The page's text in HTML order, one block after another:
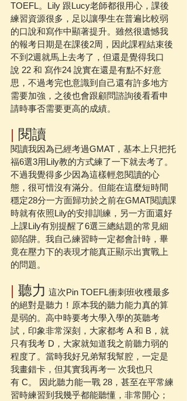
TOEFL。Lily 跟Lucy老師都很用心，課後
練習資源很多，足以讓學生在普遍比較弱
的口說和寫作中顯著提升。雖然很遺憾我
的報考日期是在課後2周，因此課程結束後
不到2週就馬上去考了，但還是覺得我口
說 22 和 寫作24 說實在還是有點不好意
思，不過考完也意識到自己還有許多地方
需要加強，之後也會跟顧問諮詢後看看申
請時事否需要更高的成績。
| 閱讀
閱讀我因為已經考過GMAT，基本上只把托
福6選3用Lily教的方式練了一下就去考了。
不過我覺得多少因為這樣輕忽閱讀的心
態，很可惜沒有滿分。但能在這麼短時間
穩定28分一方面歸功於之前在GMAT閱讀課
時就有依照Lily的安排訓練，另一方面還好
上課Lily有別提醒了6選三總結題的常見細
節陷阱。我自己練習時一定都會計時，畢
竟在壓力下的表現才能真正顯示出實戰上
的問題。
| 聽力 這次Pin TOEFL衝刺班收穫最多
的絕對是聽力！原本我的聽力能力真的算
是弱的。高中時要考大學入學的英聽考
試，印象非常深刻，大家都考 A 和 B，就
只有我考 D，大家就知道我之前聽力弱的
程度了。當時我好兄弟幫我幫腔，一定是
我畫錯卡，但其實我再考一 次我也只
有 C。 因此聽力能一戰 28，甚至在平常練
習時練習到我幾乎都能聽懂，非常開心；